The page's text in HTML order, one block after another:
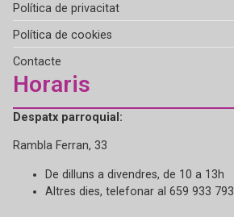
Política de privacitat
Política de cookies
Contacte
Horaris
Despatx parroquial:
Rambla Ferran, 33
De dilluns a divendres, de 10 a 13h
Altres dies, telefonar al 659 933 793